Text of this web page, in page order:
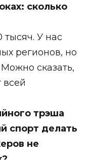
сколько
У нас
регионов, но
сказать,
всей
трэша
спорт делать
не